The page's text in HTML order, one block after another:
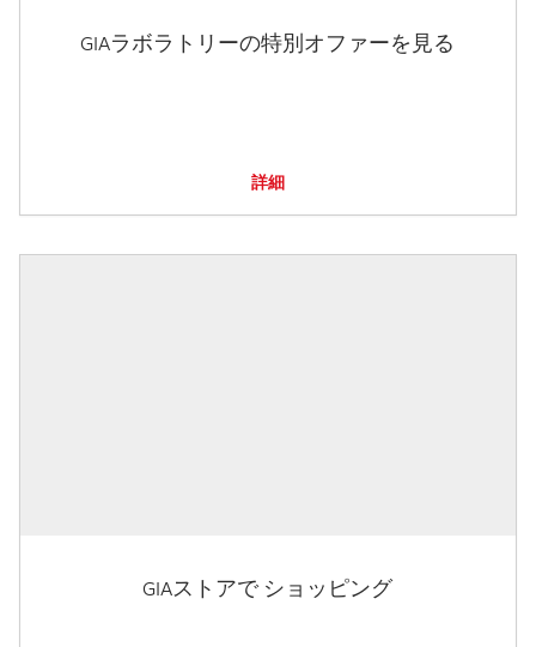
GIAラボラトリーの特別オファーを見る
詳細
GIAストアで ショッピング